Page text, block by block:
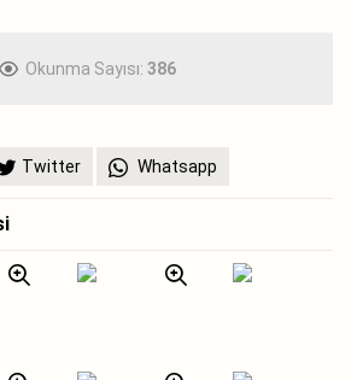
Okunma Sayısı: 386
Twitter Whatsapp